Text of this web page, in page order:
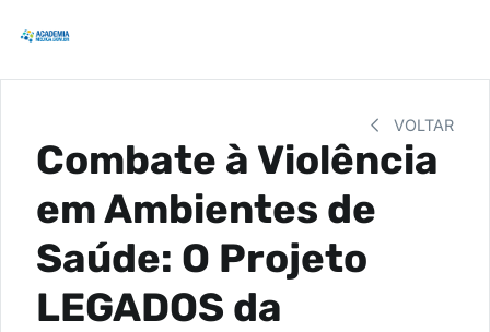
VOLTAR
Combate à Violência
em Ambientes de
Saúde: O Projeto
LEGADOS da